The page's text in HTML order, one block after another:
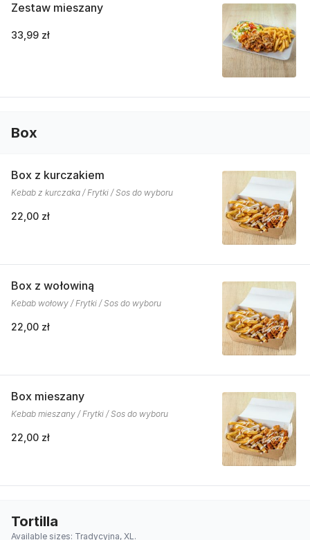
Zestaw mieszany
33,99 zł
Box
Box z kurczakiem
Kebab z kurczaka / Frytki / Sos do wyboru
22,00 zł
Box z wołowiną
Kebab wołowy / Frytki / Sos do wyboru
22,00 zł
Box mieszany
Kebab mieszany / Frytki / Sos do wyboru
22,00 zł
Tortilla
Available sizes: Tradycyjna, XL.